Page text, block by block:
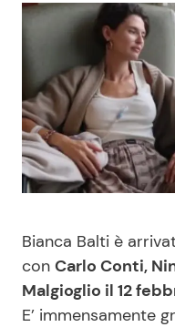
News Musica
News Spettacolo
Benessere
Casa
Moda e Style
Mondo Mamma
Bianca Balti è
con Carlo Conti,
Malgioglio il 12
E’ immensamente